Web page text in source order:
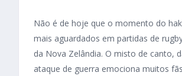
Não é de hoje que o momento do
mais aguardados em partidas de
da Nova Zelândia. O misto de canto,
ataque de guerra emociona muitos